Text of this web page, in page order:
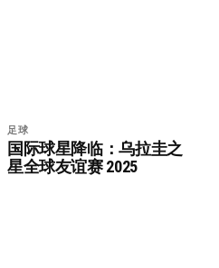
足球
国际球星降临：乌拉圭之
星全球友谊赛 2025